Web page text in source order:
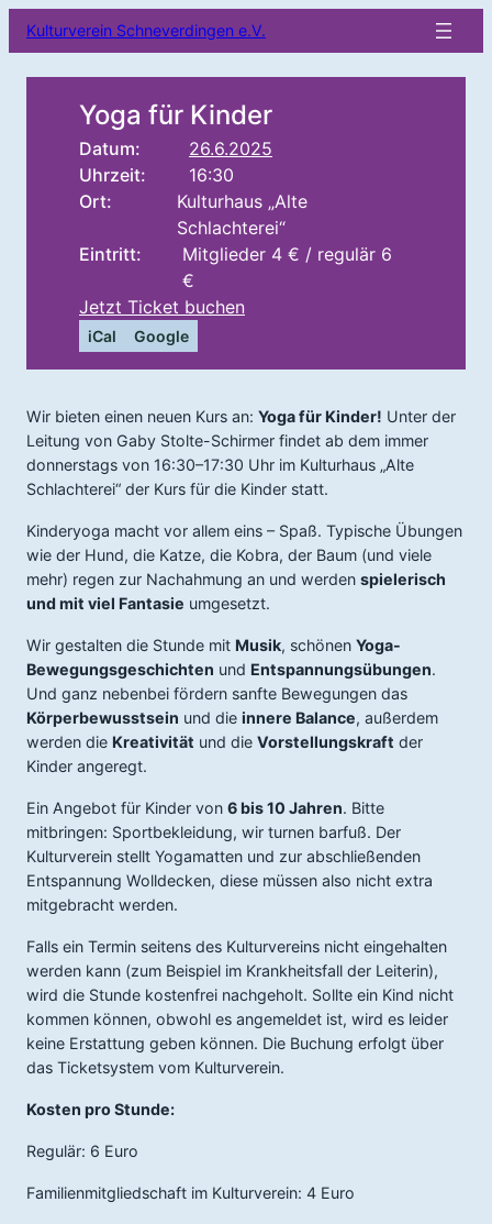
Kulturverein Schneverdingen e.V.
Yoga für Kinder
Datum:
26.6.2025
Uhrzeit:
16:30
Ort:
Kulturhaus „Alte
Schlachterei“
Eintritt:
Mitglieder 4 € / regulär 6
€
Jetzt Ticket buchen
iCal Google
Wir bieten einen neuen Kurs an: Yoga für Kinder! Unter der
Leitung von Gaby Stolte-Schirmer findet ab dem immer
donnerstags von 16:30–17:30 Uhr im Kulturhaus „Alte
Schlachterei“ der Kurs für die Kinder statt.
Kinderyoga macht vor allem eins – Spaß. Typische Übungen
wie der Hund, die Katze, die Kobra, der Baum (und viele
mehr) regen zur Nachahmung an und werden spielerisch
und mit viel Fantasie umgesetzt.
Wir gestalten die Stunde mit Musik, schönen Yoga-
Bewegungsgeschichten und Entspannungsübungen.
Und ganz nebenbei fördern sanfte Bewegungen das
Körperbewusstsein und die innere Balance, außerdem
werden die Kreativität und die Vorstellungskraft der
Kinder angeregt.
Ein Angebot für Kinder von 6 bis 10 Jahren. Bitte
mitbringen: Sportbekleidung, wir turnen barfuß. Der
Kulturverein stellt Yogamatten und zur abschließenden
Entspannung Wolldecken, diese müssen also nicht extra
mitgebracht werden.
Falls ein Termin seitens des Kulturvereins nicht eingehalten
werden kann (zum Beispiel im Krankheitsfall der Leiterin),
wird die Stunde kostenfrei nachgeholt. Sollte ein Kind nicht
kommen können, obwohl es angemeldet ist, wird es leider
keine Erstattung geben können. Die Buchung erfolgt über
das Ticketsystem vom Kulturverein.
Kosten pro Stunde:
Regulär: 6 Euro
Familienmitgliedschaft im Kulturverein: 4 Euro